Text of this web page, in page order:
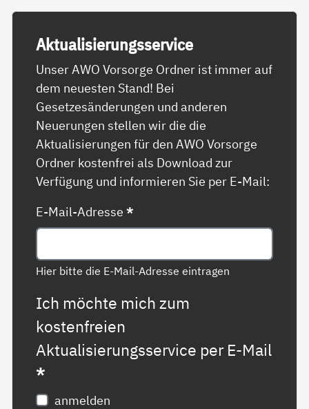
Ak­tua­li­sie­rungs­ser­vice
Unser AWO Vorsorge Ordner ist immer auf
dem neuesten Stand! Bei
Gesetzesänderungen und anderen
Neuerungen stellen wir die die
Aktualisierungen für den AWO Vorsorge
Ordner kostenfrei als Download zur
Verfügung und informieren Sie per E-Mail:
E-Mail-Adresse*
Hier bitte die E-Mail-Adresse eintragen
Ich möchte mich zum
kostenfreien
Aktualisierungsservice per E-Mail
*
anmelden